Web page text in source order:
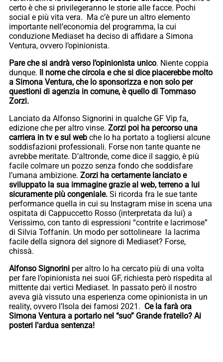
certo è che si privilegeranno le storie alle facce. Pochi
social e più vita vera. Ma c’è pure un altro elemento
importante nell’economia del programma, la cui
conduzione Mediaset ha deciso di affidare a Simona
Ventura, ovvero l’opinionista.
Pare che si andrà verso l’opinionista unico. Niente coppia
dunque. Il nome che circola e che si dice piacerebbe molto
a Simona Ventura, che lo sponsorizza e non solo per
questioni di agenzia in comune, è quello di Tommaso
Zorzi.
Lanciato da Alfonso Signorini in qualche GF Vip fa,
edizione che per altro vinse. Zorzi poi ha percorso una
carriera in tv e sul web che lo ha portato a togliersi alcune
soddisfazioni professionali. Forse non tante quante ne
avrebbe meritate. D’altronde, come dice il saggio, è più
facile colmare un pozzo senza fondo che soddisfare
l’umana ambizione. Zorzi ha certamente lanciato e
sviluppato la sua immagine grazie al web, terreno a lui
sicuramente più congeniale. Si ricorda fra le sue tante
performance quella in cui su Instagram mise in scena una
ospitata di Cappuccetto Rosso (interpretata da lui) a
Verissimo, con tanto di espressioni “contrite e lacrimose”
di Silvia Toffanin. Un modo per sottolineare la lacrima
facile della signora del signore di Mediaset? Forse,
chissà.
Alfonso Signorini per altro lo ha cercato più di una volta
per fare l’opinionista nei suoi GF, richiesta però rispedita al
mittente dai vertici Mediaset. In passato però il nostro
aveva già vissuto una esperienza come opinionista in un
reality, ovvero l’Isola dei famosi 2021. Ce la farà ora
Simona Ventura a portarlo nel “suo” Grande fratello? Ai
posteri l’ardua sentenza!